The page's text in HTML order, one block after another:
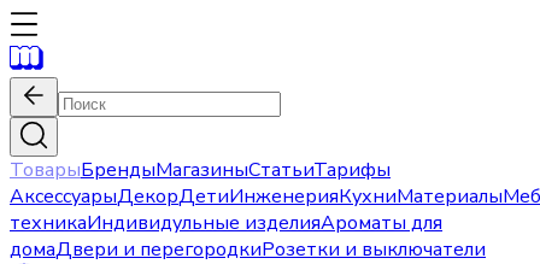
ТоварыБрендыМагазиныСтатьиТарифы
АксессуарыДекорДетиИнженерияКухниМатериалы
техникаИндивидульные изделияАроматы для
домаДвери и перегородкиРозетки и выключатели